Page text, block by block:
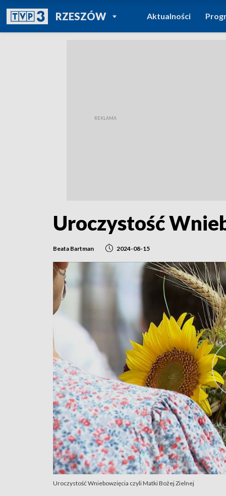
RZESZÓWPOWRÓT DO
TVP REGIONY
Aktualności
Uroczystość
Beata Bartman 2024-08-15
Uroczystość Wniebowzięcia czyli Matki Bożej Zielnej